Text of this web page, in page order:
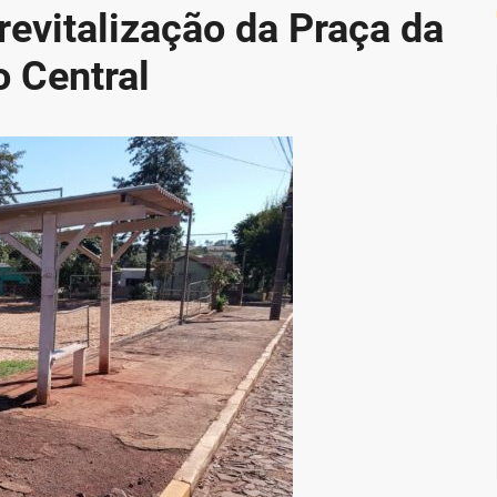
da Praça da
Central